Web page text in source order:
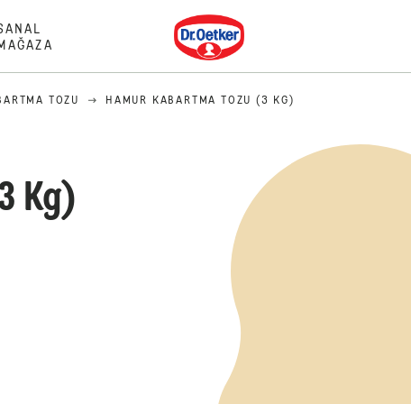
Dr. Oetker
TOZU HAMUR KABARTMA TOZU (3 KG)
Kg)